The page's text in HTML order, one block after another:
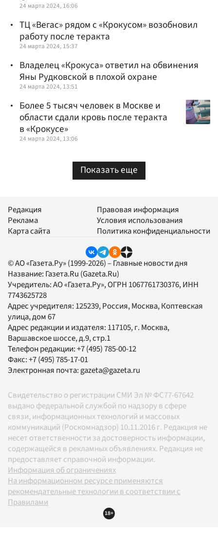
24 марта 2024, 16:06
ТЦ «Вегас» рядом с «Крокусом» возобновил
работу после теракта
24 марта 2024, 15:37
Владелец «Крокуса» ответил на обвинения
Яны Рудковской в плохой охране
24 марта 2024, 13:51
Более 5 тысяч человек в Москве и
области сдали кровь после теракта
в «Крокусе»
24 марта 2024, 13:06
Показать еще
Редакция
Реклама
Карта сайта
Правовая информация
Условия использования
Политика конфиденциальности
© АО «Газета.Ру» (1999-2026) – Главные новости дня
Название: Газета.Ru (Gazeta.Ru)
Учредитель:АО «Газета.Ру», ОГРН 1067761730376, ИНН
7743625728
Адрес учредителя: 125239, Россия, Москва, Коптевская
улица, дом 67
Адрес редакции и издателя: 117105, г. Москва,
Варшавское шоссе, д.9, стр.1
Телефон редакции:+7 (495) 785-00-12
Факс:+7 (495) 785-17-01
Электронная почта:gazeta@gazeta.ru
Свидетельство о регистрации СМИ Эл № ФС77-67642
выдано федеральной службой по надзору в сфере
связи, информационных технологий и массовых
коммуникаций (Роскомнадзор) 10.11.2016 г. Редакция не
несет ответственности за достоверность информации,
содержащейся в рекламных объявлениях. Редакция не
предоставляет справочной информации.
Информация об ограничениях
На информационном ресурсе применяются
рекомендательные технологии в соответствии с
Правилами
18+